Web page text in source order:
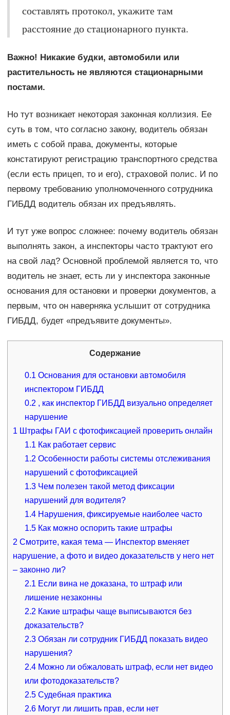
составлять протокол, укажите там
расстояние до стационарного пункта.
Важно! Никакие будки, автомобили или
растительность не являются стационарными
постами.
Но тут возникает некоторая законная коллизия. Ее
суть в том, что согласно закону, водитель обязан
иметь с собой права, документы, которые
констатируют регистрацию транспортного средства
(если есть прицеп, то и его), страховой полис. И по
первому требованию уполномоченного сотрудника
ГИБДД водитель обязан их предъявлять.
И тут уже вопрос сложнее: почему водитель обязан
выполнять закон, а инспекторы часто трактуют его
на свой лад? Основной проблемой является то, что
водитель не знает, есть ли у инспектора законные
основания для остановки и проверки документов, а
первым, что он наверняка услышит от сотрудника
ГИБДД, будет «предъявите документы».
Содержание
0.1 Основания для остановки автомобиля
инспектором ГИБДД
0.2 , как инспектор ГИБДД визуально определяет
нарушение
1 Штрафы ГАИ с фотофиксацией проверить онлайн
1.1 Как работает сервис
1.2 Особенности работы системы отслеживания
нарушений с фотофиксацией
1.3 Чем полезен такой метод фиксации
нарушений для водителя?
1.4 Нарушения, фиксируемые наиболее часто
1.5 Как можно оспорить такие штрафы
2 Смотрите, какая тема — Инспектор вменяет
нарушение, а фото и видео доказательств у него нет
– законно ли?
2.1 Если вина не доказана, то штраф или
лишение незаконны
2.2 Какие штрафы чаще выписываются без
доказательств?
2.3 Обязан ли сотрудник ГИБДД показать видео
нарушения?
2.4 Можно ли обжаловать штраф, если нет видео
или фотодоказательств?
2.5 Судебная практика
2.6 Могут ли лишить прав, если нет